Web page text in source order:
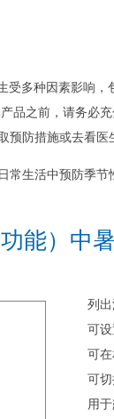
受多种因素影响，
品之前，请务必
防措施或去看医
常生活中预防季节
能）中
列
可
可
可
用